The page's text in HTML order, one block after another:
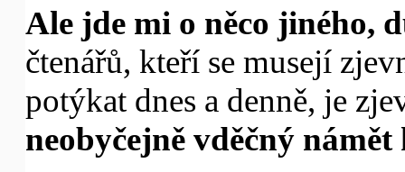
Ale jde mi o něco jiného,
čtenářů, kteří se musejí
potýkat dnes a denně, je
neobyčejně vděčný